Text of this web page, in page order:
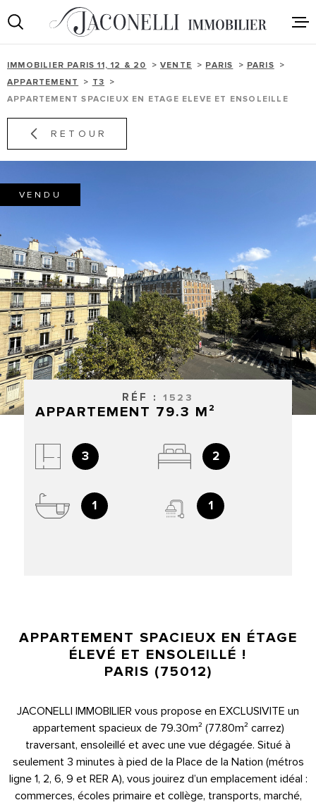
:la
recherche
au
menu
principal
au
contenu
NOS
ESTIMER
NOTRE
CONTACT
IMMOBILIER PARIS 11, 12 & 20 VENTE PARIS
PARIS
APPARTEMENT
T3
APPARTEMENT SPACIEUX EN ETAGE ELEVE ET ENSOLEILLE
RETOUR
VENDU
RÉF : 1523
APPARTEMENT 79.3 M²
3 2
1 1
APPARTEMENT SPACIEUX EN ÉTAGE
ÉLEVÉ ET ENSOLEILLÉ !
PARIS (75012)
JACONELLI IMMOBILIER vous propose en EXCLUSIVITE un
appartement spacieux de 79.30m² (77.80m² carrez)
traversant, ensoleillé et avec une vue dégagée. Situé à
seulement 3 minutes à pied de la Place de la Nation (métros
ligne 1, 2, 6, 9 et RER A), vous jouirez d’un emplacement idéal :
commerces, écoles primaire et collège, transports, marché,
RECHERCHE
CHAMPS
TEXTE
RECHERCHER